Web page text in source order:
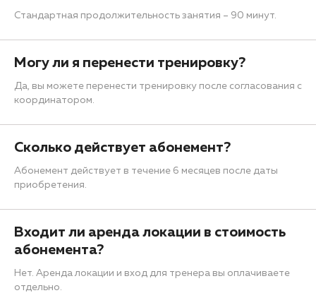
Стандартная продолжительность занятия – 90 минут.
Могу ли я перенести тренировку?
Да, вы можете перенести тренировку после согласования с
координатором.
Сколько действует абонемент?
Абонемент действует в течение 6 месяцев после даты
приобретения.
Входит ли аренда локации в стоимость
абонемента?
Нет. Аренда локации и вход для тренера вы оплачиваете
отдельно.